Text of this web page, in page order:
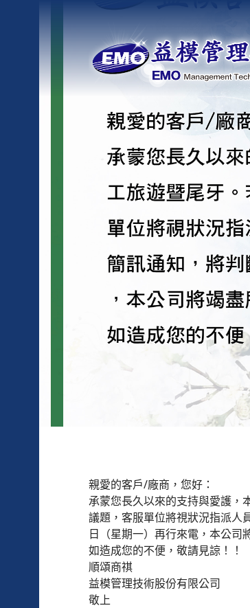
益模管理技術
親愛的客戶/廠商，您好：
承蒙您長久以來的支持與愛護，
議題，客服單位將視狀況指派人
日（星期一）再行來電，本公司
如造成您的不便，敬請見諒！！
順頌商祺
益模管理技術股份有限公司
敬上